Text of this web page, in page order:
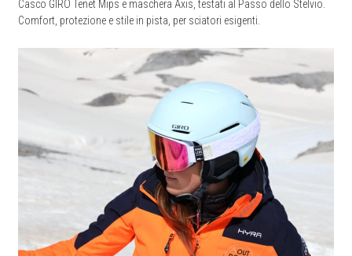
Casco GIRO Tenet Mips e maschera Axis, testati al Passo dello Stelvio.
Comfort, protezione e stile in pista, per sciatori esigenti.